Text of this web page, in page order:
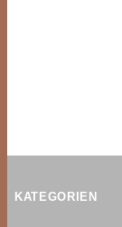
KATEGORIEN